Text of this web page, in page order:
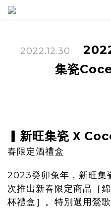
2022.12.30
集瓷
▎新旺集瓷 X
春限定酒禮盒
2023癸卯兔年，新旺集
次推出新春限定商品［
杯禮盒］。特別選用鶯